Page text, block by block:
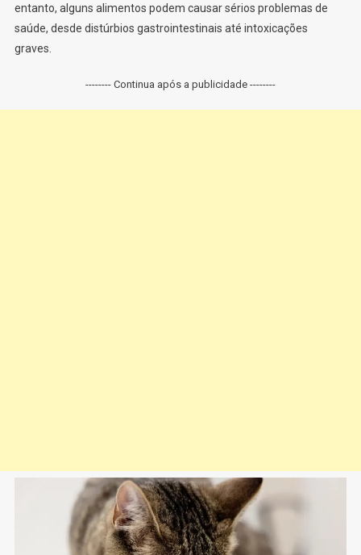
entanto, alguns alimentos podem causar sérios problemas de
saúde, desde distúrbios gastrointestinais até intoxicações
graves.
-------- Continua após a publicidade --------